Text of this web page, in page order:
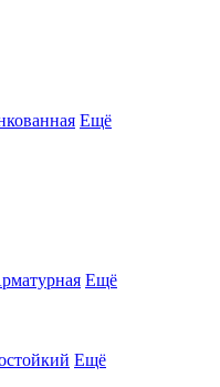
Ещё
Ещё
Ещё